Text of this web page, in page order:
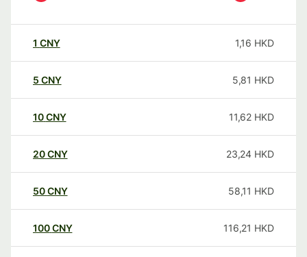
1 CNY 1,16 HKD
5 CNY 5,81 HKD
10CNY 11,62 HKD
20CNY 23,24 HKD
50CNY 58,11 HKD
100CNY 116,21 HKD